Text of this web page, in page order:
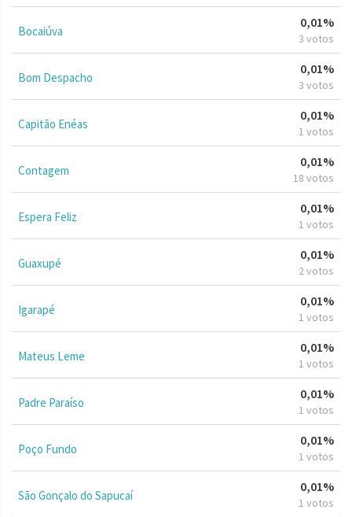
Bocaiúva
0,01%
3 votos
Bom Despacho
0,01%
3 votos
Capitão Enéas
0,01%
1 votos
Contagem
0,01%
18 votos
Espera Feliz
0,01%
1 votos
Guaxupé
0,01%
2 votos
Igarapé
0,01%
1 votos
Mateus Leme
0,01%
1 votos
Padre Paraíso
0,01%
1 votos
Poço Fundo
0,01%
1 votos
São Gonçalo do Sapucaí
0,01%
1 votos